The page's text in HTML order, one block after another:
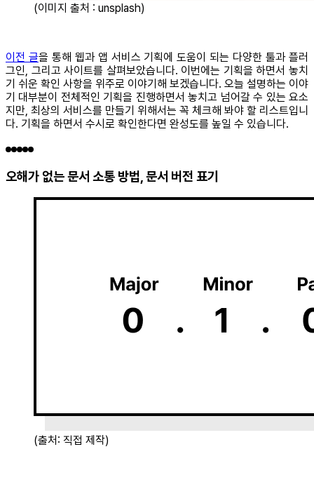
(이미지 출처 : unsplash)
이전 글을 통해 웹과 앱 서비스 기획에 도움이 되는 다양한 툴과 플러
그인, 그리고 사이트를 살펴보았습니다. 이번에는 기획을 하면서 놓치
기 쉬운 확인 사항을 위주로 이야기해 보겠습니다. 오늘 설명하는 이야
기 대부분이 전체적인 기획을 진행하면서 놓치고 넘어갈 수 있는 요소
지만, 최상의 서비스를 만들기 위해서는 꼭 체크해 봐야 할 리스트입니
다. 기획을 하면서 수시로 확인한다면 완성도를 높일 수 있습니다.
오해가 없는 문서 소통 방법, 문서 버전 표기
(출처: 직접 제작)